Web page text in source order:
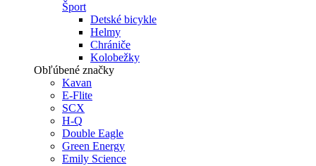
Šport
Detské bicykle
Helmy
Chrániče
Kolobežky
Obľúbené značky
Kavan
E-Flite
SCX
H-Q
Double Eagle
Green Energy
Emily Science